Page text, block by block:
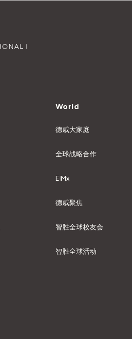
World
德威大家庭
全球战略合作
EIMx
德威聚焦
智胜全球校友会
智胜全球活动